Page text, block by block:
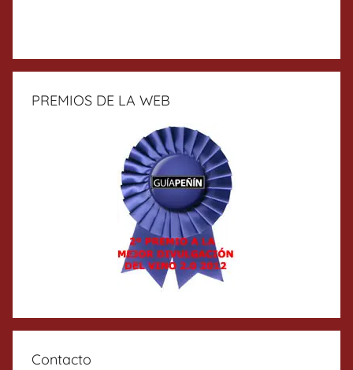
PREMIOS DE LA WEB
Contacto